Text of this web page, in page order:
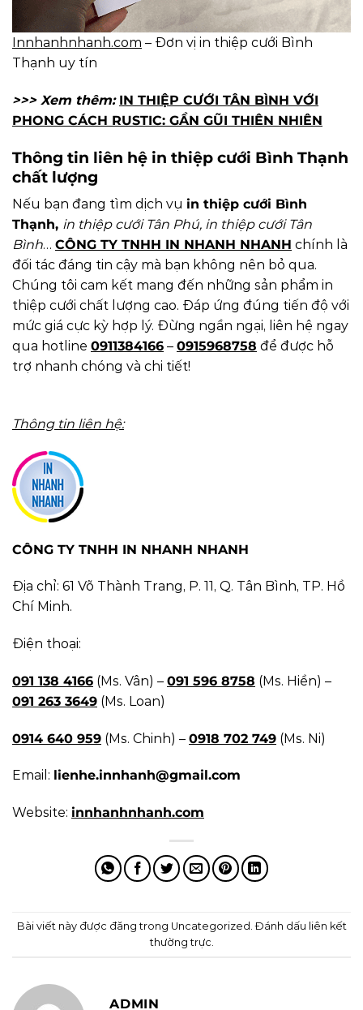
Innhanhnhanh.com – Đơn vị in thiệp cưới Bình
Thạnh uy tín
>>> Xem thêm: IN THIỆP CƯỚI TÂN BÌNH VỚI
PHONG CÁCH RUSTIC: GẦN GŨI THIÊN NHIÊN
Thông tin liên hệ in thiệp cưới Bình Thạnh
chất lượng
Nếu bạn đang tìm dịch vụ in thiệp cưới Bình
Thạnh, in thiệp cưới Tân Phú, in thiệp cưới Tân
Bình… CÔNG TY TNHH IN NHANH NHANH chính là
đối tác đáng tin cậy mà bạn không nên bỏ qua.
Chúng tôi cam kết mang đến những sản phẩm in
thiệp cưới chất lượng cao. Đáp ứng đúng tiến độ với
mức giá cực kỳ hợp lý. Đừng ngần ngại, liên hệ ngay
qua hotline 0911384166 – 0915968758 để được hỗ
trợ nhanh chóng và chi tiết!
Thông tin liên hệ:
CÔNG TY TNHH IN NHANH NHANH
Địa chỉ: 61 Võ Thành Trang, P. 11, Q. Tân Bình, TP. Hồ
Chí Minh.
Điện thoại:
091 138 4166 (Ms. Vân) – 091 596 8758 (Ms. Hiền) –
091 263 3649 (Ms. Loan)
0914 640 959 (Ms. Chinh) – 0918 702 749 (Ms. Ni)
Email: lienhe.innhanh@gmail.com
Website: innhanhnhanh.com
Bài viết này được đăng trong Uncategorized . Đánh dấu liên kết
thường trực
ADMIN